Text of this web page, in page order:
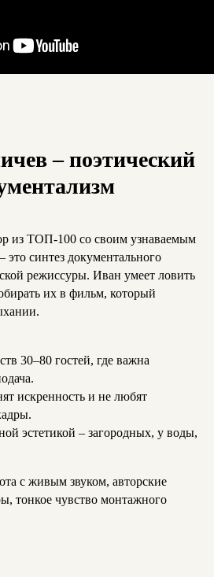
– поэтический
из ТОП-100 со своим узнаваемым
это синтез документального
режиссуры. Иван умеет ловить
их в фильм, который
30–80 гостей, где важна
искренность и не любят
эстетикой – загородных, у воды,
с живым звуком, авторские
тонкое чувство монтажного